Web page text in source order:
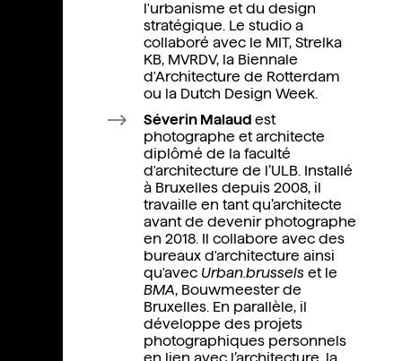
l'urbanisme et du design
stratégique. Le studio a
collaboré avec le MIT, Strelka
KB, MVRDV, la Biennale
d'Architecture de Rotterdam
ou la Dutch Design Week.
Séverin Malaud est
photographe et architecte
diplômé de la faculté
d'architecture de l’ULB. Installé
à Bruxelles depuis 2008, il
travaille en tant qu’architecte
avant de devenir photographe
en 2018. Il collabore avec des
bureaux d'architecture ainsi
qu'avec Urban.brussels et le
BMA, Bouwmeester de
Bruxelles. En parallèle, il
développe des projets
photographiques personnels
en lien avec l’architecture, la